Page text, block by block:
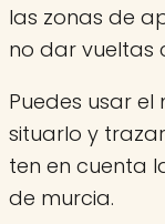
las zonas de
no dar vueltas
Puedes usar
situarlo y
ten en cuenta
de murcia.